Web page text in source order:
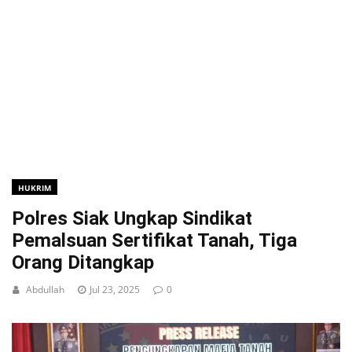
HUKRIM
Polres Siak Ungkap Sindikat
Pemalsuan Sertifikat Tanah, Tiga
Orang Ditangkap
Abdullah Jul 23, 2025 0